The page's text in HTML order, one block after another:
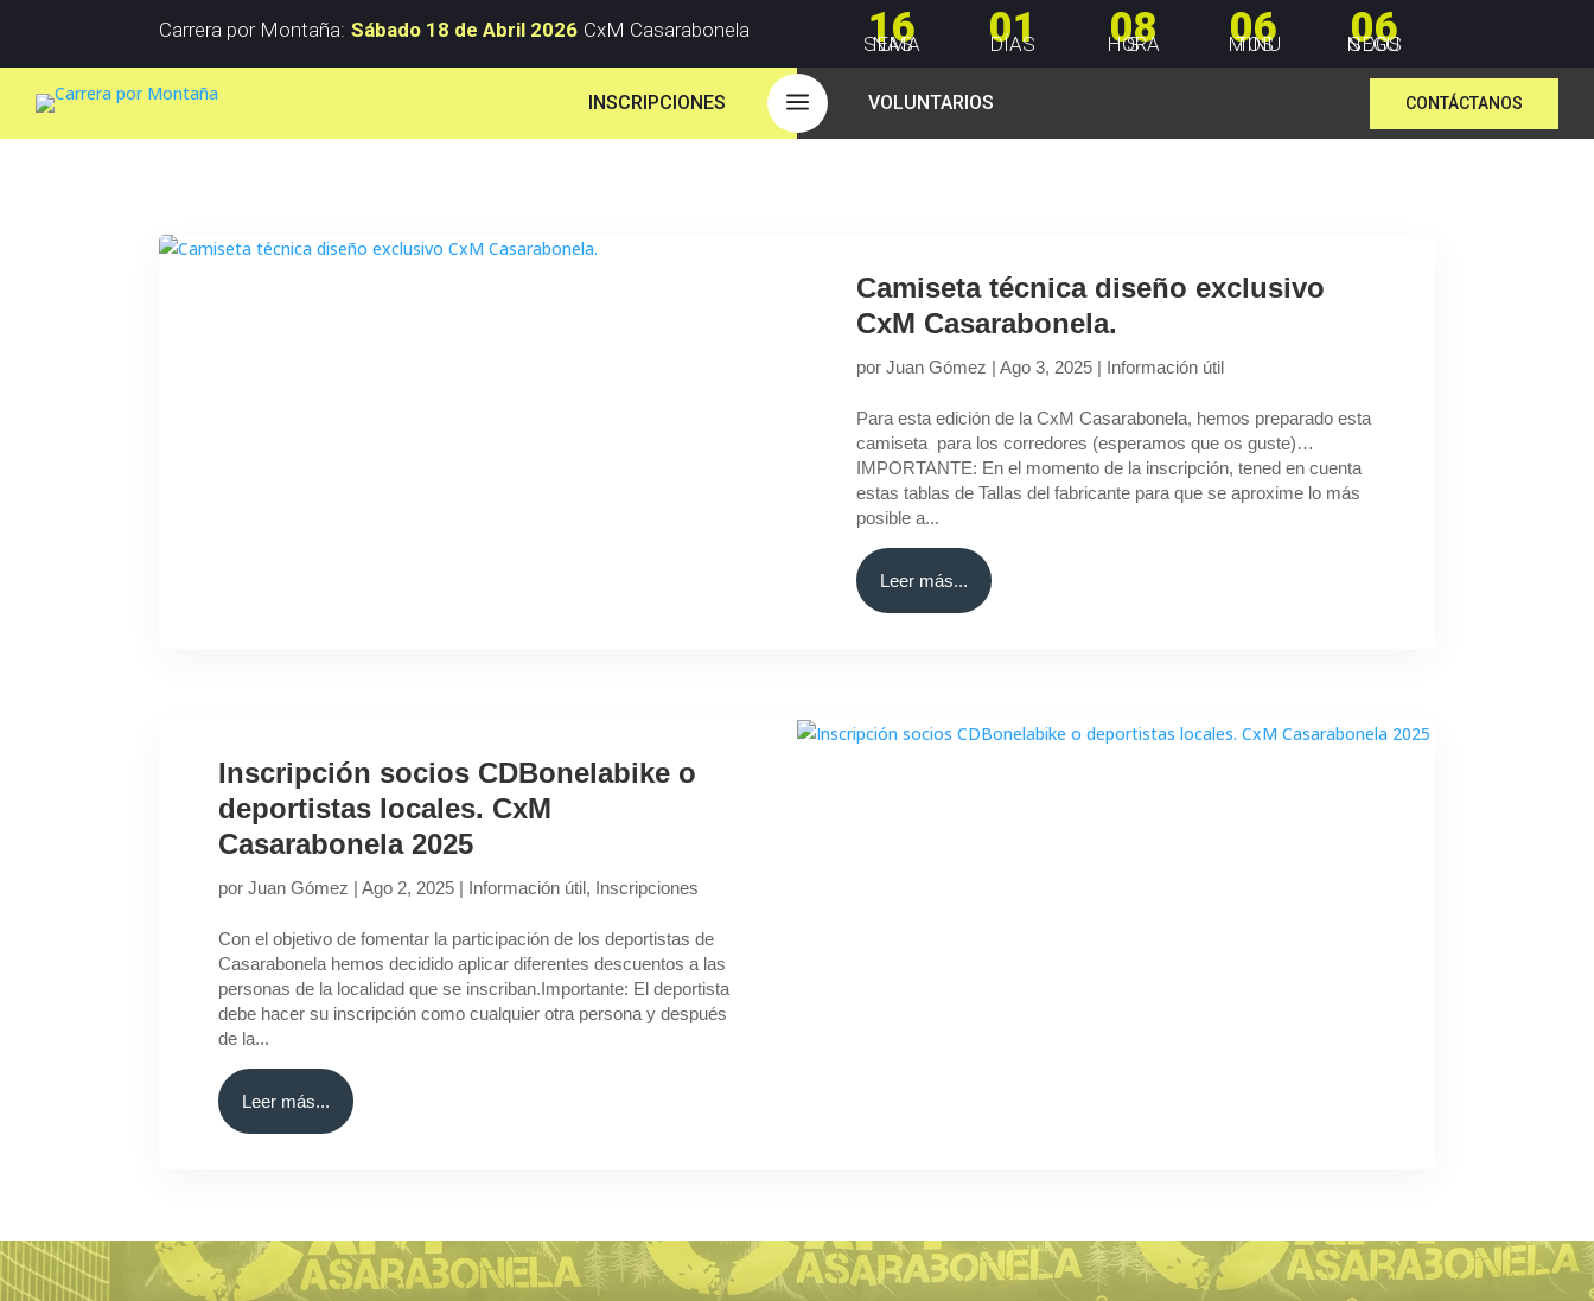
Carrera por Montaña: Sábado 18 de Abril 2026 CxM Casarabonela 16
SEMANAS 01
DÍAS 08
HORAS 06
MINUTOS 07
SEGUNDOS
INSCRIPCIONES a VOLUNTARIOS CONTÁCTANOS
Camiseta técnica diseño exclusivo
CxM Casarabonela.
por Juan Gómez | Ago 3, 2025 | Información útil
Para esta edición de la CxM Casarabonela, hemos preparado esta
camiseta para los corredores (esperamos que os guste)…
IMPORTANTE: En el momento de la inscripción, tened en cuenta
estas tablas de Tallas del fabricante para que se aproxime lo más
posible a...
Leer más...
Inscripción socios CDBonelabike o
deportistas locales. CxM
Casarabonela 2025
porJuan Gómez |Ago 2, 2025 | Información útil, Inscripciones
Con el objetivo de fomentar la participación de los deportistas de
Casarabonela hemos decidido aplicar diferentes descuentos a las
personas de la localidad que se inscriban.Importante: El deportista
debe hacer su inscripción como cualquier otra persona y después
de la...
Leer más...